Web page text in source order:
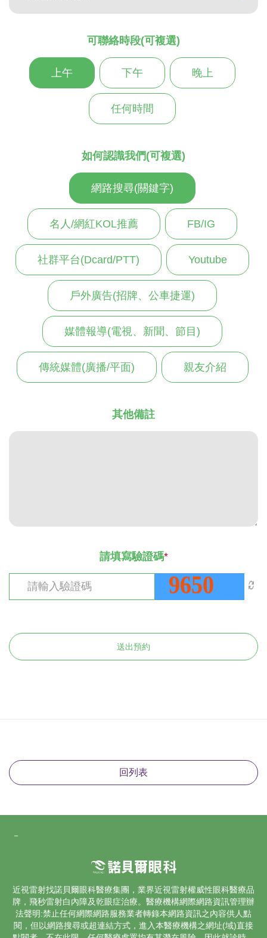
可聯絡時段(可複選)
上午 下午 晚上
任何時間
如何認識我們(可複選)
網路搜尋(關鍵字)
名人/網紅KOL推薦 FB/IG
社群平台(Dcard/PTT) Youtube
戶外廣告(招牌、公車捷運)
媒體報導(電視、新聞、節目)
傳統媒體(廣播/平面) 親友介紹
其他備註
請填寫驗證碼*
送出預約
回列表
－
近視雷射找諾貝爾眼科醫療集團，業界近視雷射權威性眼科醫療品
牌，飛秒雷射白內障及乾眼症治療。醫療機構網際網路資訊管理辦
法聲明:禁止任何網際網路服務業者轉錄本網路資訊之內容供人點
閱，但以網路搜尋或超連結方式，進入本醫療機構之網址(域)直接